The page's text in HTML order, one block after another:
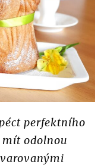
perfektního
mít odolnou